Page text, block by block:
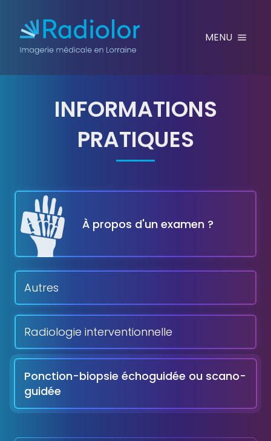
MENU
INFORMATIONS
PRATIQUES
À propos d'un examen ?
Autres
Radiologie interventionnelle
Ponction-biopsie échoguidée ou scano-
guidée